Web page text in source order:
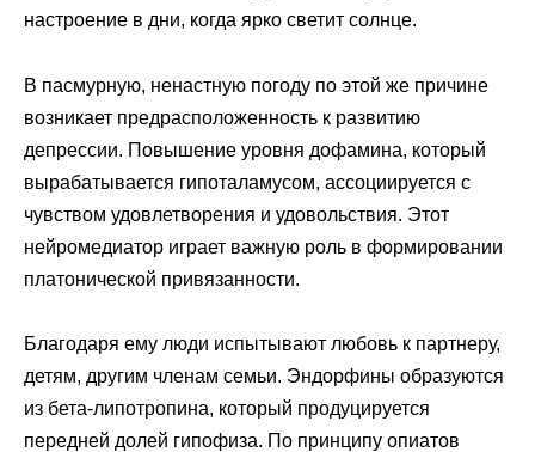
настроение в дни, когда ярко светит солнце.
В пасмурную, ненастную погоду по этой же причине
возникает предрасположенность к развитию
депрессии. Повышение уровня дофамина, который
вырабатывается гипоталамусом, ассоциируется с
чувством удовлетворения и удовольствия. Этот
нейромедиатор играет важную роль в формировании
платонической привязанности.
Благодаря ему люди испытывают любовь к партнеру,
детям, другим членам семьи. Эндорфины образуются
из бета-липотропина, который продуцируется
передней долей гипофиза. По принципу опиатов